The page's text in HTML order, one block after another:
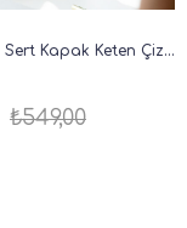
A5 Spiralli Sert Kapak Keten Çizgili Tarihsiz Not Defteri Mavi
₺549,00